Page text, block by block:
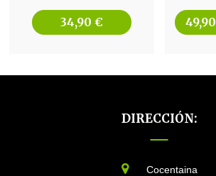
34,90 € 49,90
DIRECCIÓN:
Cocentaina